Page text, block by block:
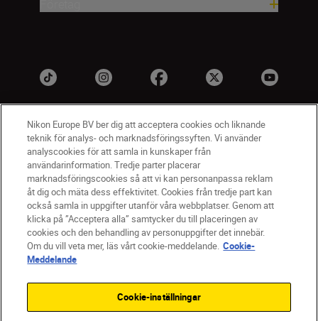
SV Nikon Sites
Kontakta oss
Policydokument om personuppgiftsbehandling
Användningsvillkor
Användarvillkor för Nikon Store
Cookie-meddelande
Tillgänglighet
Cookieinställningar
Nikon Europe BV ber dig att acceptera cookies och liknande
teknik för analys- och marknadsföringssyften. Vi använder
analyscookies för att samla in kunskaper från
användarinformation. Tredje parter placerar
marknadsföringscookies så att vi kan personanpassa reklam
åt dig och mäta dess effektivitet. Cookies från tredje part kan
också samla in uppgifter utanför våra webbplatser. Genom att
klicka på ”Acceptera alla” samtycker du till placeringen av
cookies och den behandling av personuppgifter det innebär.
Om du vill veta mer, läs vårt cookie-meddelande. Cookie-
Meddelande
Cookie-inställningar